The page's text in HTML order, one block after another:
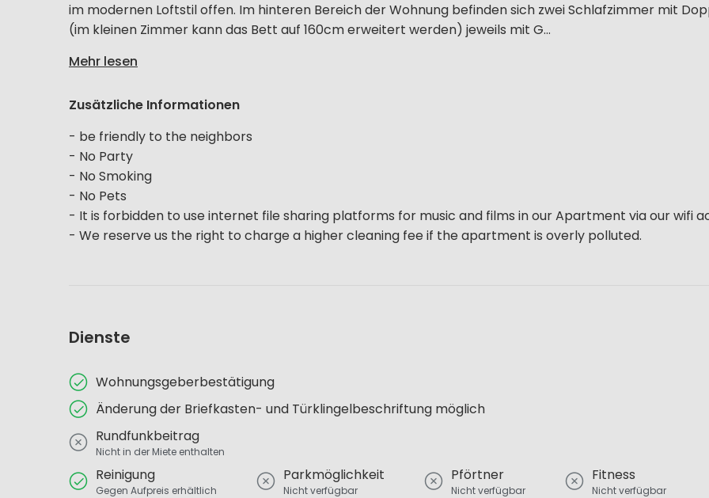
im modernen Loftstil offen. Im hinteren Bereich der Wohnung befinden sich zwei Schlafzimmer mit
(im kleinen Zimmer kann das Bett auf 160cm erweitert werden) jeweils mit G...
Mehr lesen
Zusätzliche Informationen
- be friendly to the neighbors
- No Party
- No Smoking
- No Pets
- It is forbidden to use internet file sharing platforms for music and films in our Apartment via our wifi
- We reserve us the right to charge a higher cleaning fee if the apartment is overly polluted.
Dienste
Wohnungsgeberbestätigung
Änderung der Briefkasten- und Türklingelbeschriftung möglich
Rundfunkbeitrag
Nicht in der Miete enthalten
Reinigung
Gegen Aufpreis erhältlich
Parkmöglichkeit
Nicht verfügbar
Pförtner
Nicht verfügbar
Fitness
Nicht verfügbar